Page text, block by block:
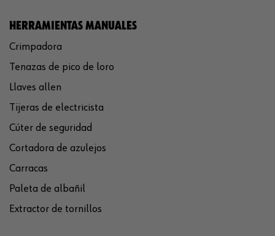
HERRAMIENTAS MANUALES
Crimpadora
Tenazas de pico de loro
Llaves allen
Tijeras de electricista
Cúter de seguridad
Cortadora de azulejos
Carracas
Paleta de albañil
Extractor de tornillos